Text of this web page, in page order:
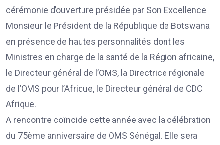
cérémonie d’ouverture présidée par Son Excellence
Monsieur le Président de la République de Botswana
en présence de hautes personnalités dont les
Ministres en charge de la santé de la Région africaine,
le Directeur général de l’OMS, la Directrice régionale
de l’OMS pour l’Afrique, le Directeur général de CDC
Afrique.
A rencontre coïncide cette année avec la célébration
du 75ème anniversaire de OMS Sénégal. Elle sera